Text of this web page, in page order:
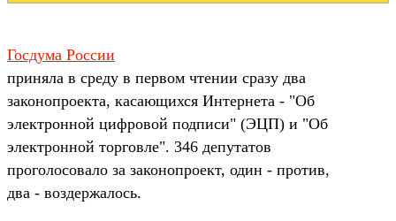
Госдума России
приняла в среду в первом чтении сразу два
законопроекта, касающихся Интернета - "Об
электронной цифровой подписи" (ЭЦП) и "Об
электронной торговле". 346 депутатов
проголосовало за законопроект, один - против,
два - воздержалось.